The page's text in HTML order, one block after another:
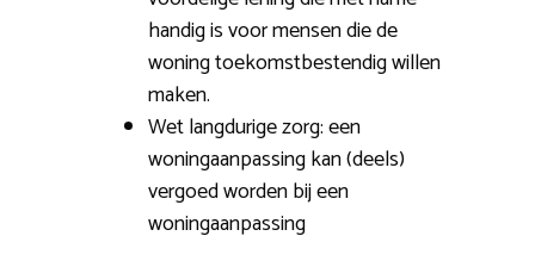
handig is voor mensen die de
woning toekomstbestendig willen
maken.
Wet langdurige zorg: een
woningaanpassing kan (deels)
vergoed worden bij een
woningaanpassing